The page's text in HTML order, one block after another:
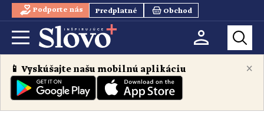
Podporte nás Predplatné Obchod
×
📱 Vyskúšajte našu mobilnú aplikáciu